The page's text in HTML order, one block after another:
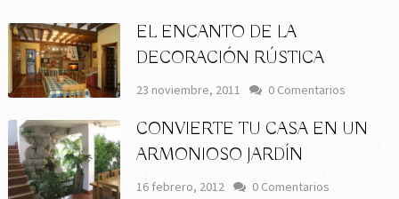
EL ENCANTO DE LA
DECORACIÓN RÚSTICA
23 noviembre, 2011 0 Comentarios
CONVIERTE TU CASA EN UN
ARMONIOSO JARDÍN
16 febrero, 2012 0 Comentarios